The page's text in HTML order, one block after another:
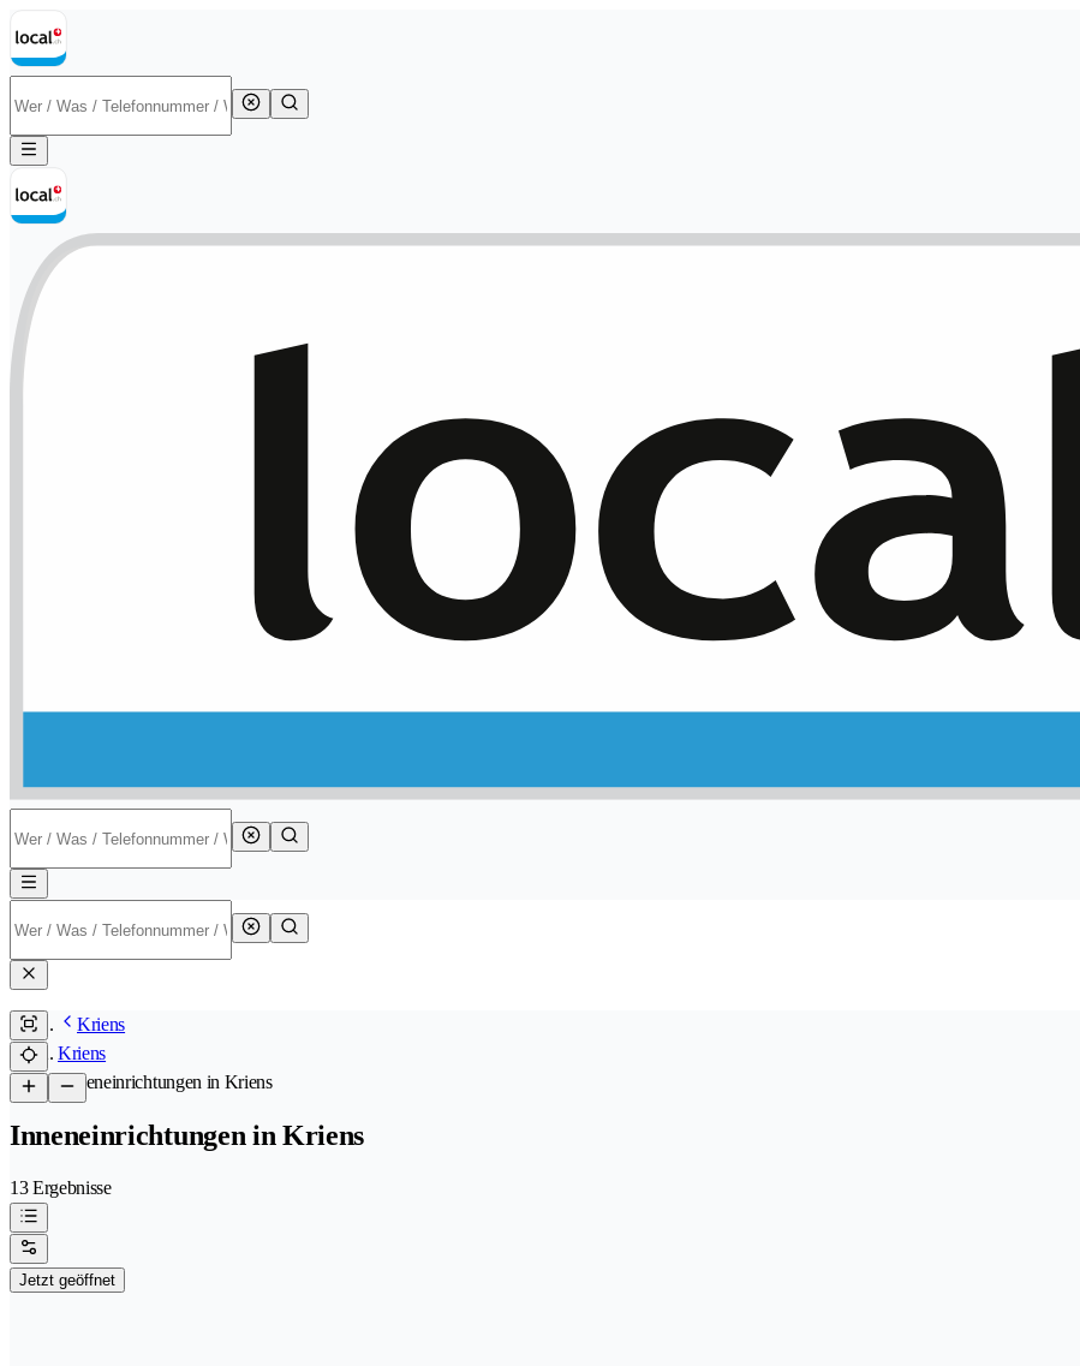
Kriens
Kriens
/Inneneinrichtungen in Kriens
Inneneinrichtungen in Kriens
13 Ergebnisse
Jetzt geöffnet